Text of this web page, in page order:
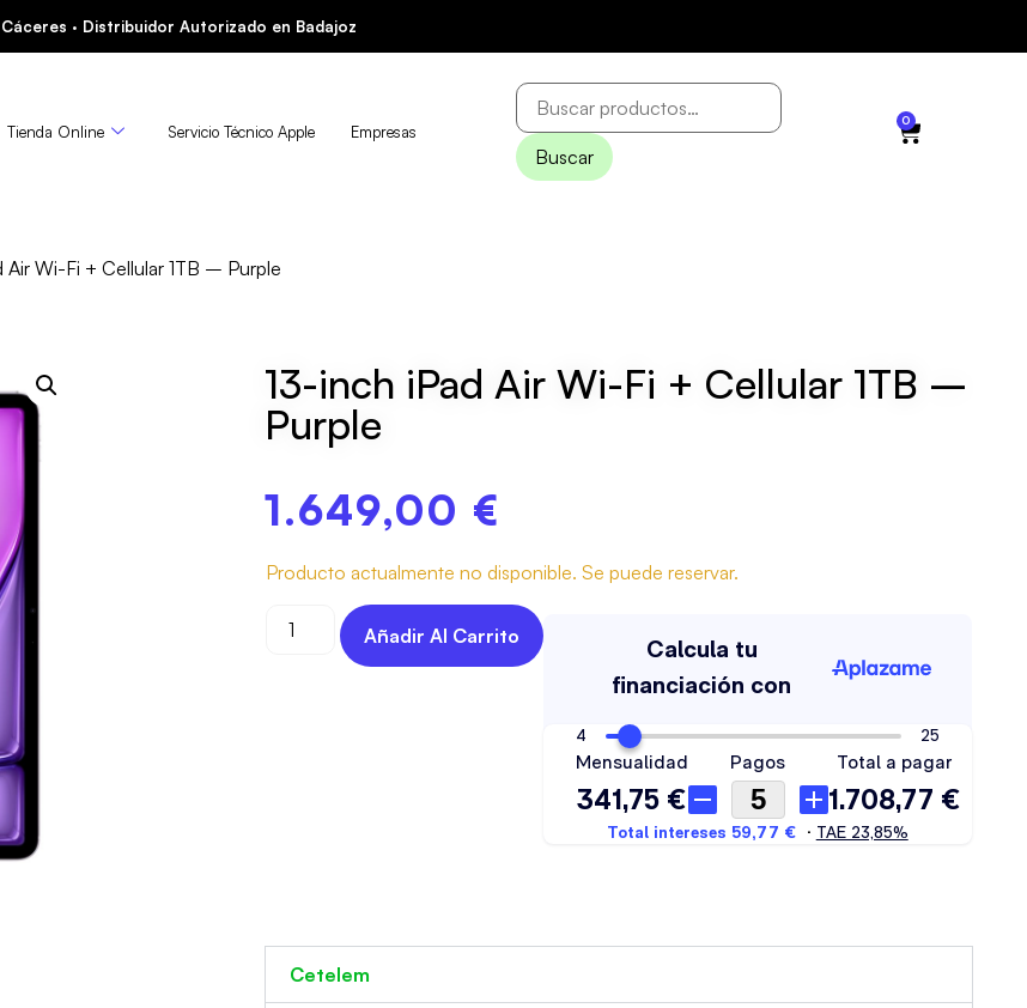
· Distribuidor Autorizado en Badajoz
Tienda Online Servicio Técnico Apple Empresas
Buscar
0
Air Wi-Fi + Cellular 1TB – Purple
13-inch iPad Air Wi-Fi + Cellular 1TB –
Purple
1.649,00 €
Producto actualmente no disponible. Se puede reservar.
Añadir Al Carrito
Cetelem